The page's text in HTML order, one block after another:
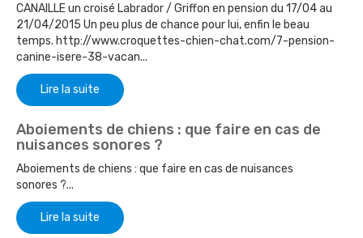
CANAILLE un croisé Labrador / Griffon en pension du 17/04 au
21/04/2015 Un peu plus de chance pour lui, enfin le beau
temps. http://www.croquettes-chien-chat.com/7-pension-
canine-isere-38-vacan...
Lire la suite
Aboiements de chiens : que faire en cas de
nuisances sonores ?
Aboiements de chiens : que faire en cas de nuisances
sonores ?...
Lire la suite